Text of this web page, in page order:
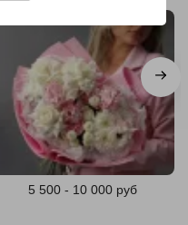
5 500 - 10 000 руб